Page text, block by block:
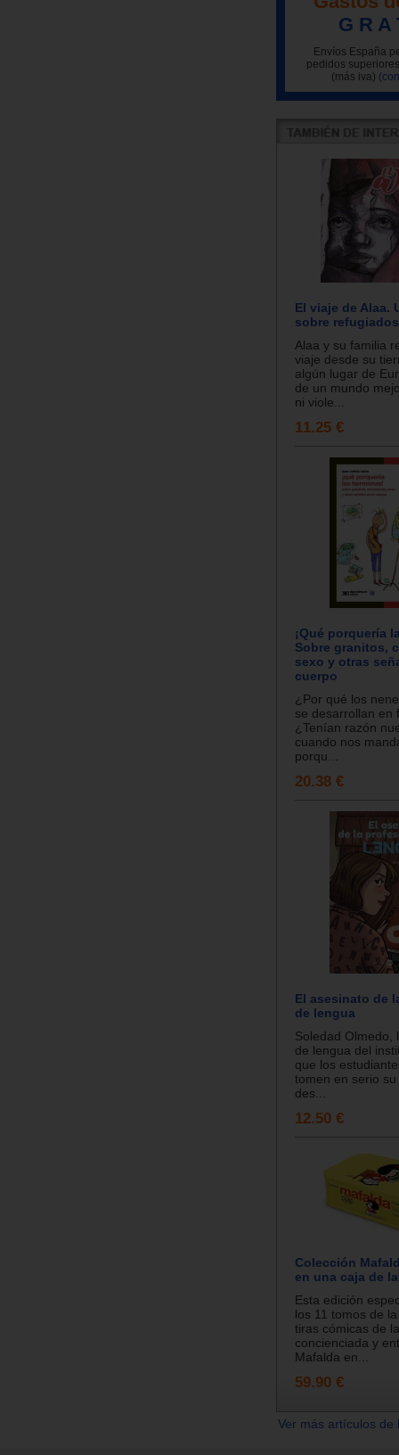
G R A
Envíos España
pedidos
(más iva)
El viaje de Alaa.
sobre refugiados
Alaa y su familia
viaje desde su
algún lugar de
de un mundo
ni viole...
11.25 €
¡Qué porquería
Sobre granitos,
sexo y otras
cuerpo
¿Por qué los
se desarrollan en
¿Tenían razón
cuando nos
porqu...
20.38 €
El asesinato de
de lengua
Soledad Olmedo,
de lengua del
que los
tomen en serio
des...
12.50 €
Colección
en una caja de
Esta edición
los 11 tomos de
tiras cómicas de
concienciada y
Mafalda en...
59.90 €
Ver más artículos